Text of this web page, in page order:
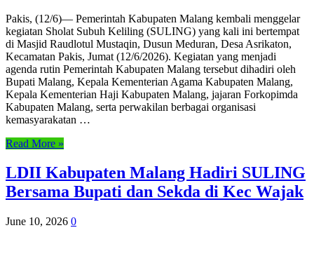
Pakis, (12/6)— Pemerintah Kabupaten Malang kembali menggelar
kegiatan Sholat Subuh Keliling (SULING) yang kali ini bertempat
di Masjid Raudlotul Mustaqin, Dusun Meduran, Desa Asrikaton,
Kecamatan Pakis, Jumat (12/6/2026). Kegiatan yang menjadi
agenda rutin Pemerintah Kabupaten Malang tersebut dihadiri oleh
Bupati Malang, Kepala Kementerian Agama Kabupaten Malang,
Kepala Kementerian Haji Kabupaten Malang, jajaran Forkopimda
Kabupaten Malang, serta perwakilan berbagai organisasi
kemasyarakatan …
Read More »
LDII Kabupaten Malang Hadiri SULING
Bersama Bupati dan Sekda di Kec Wajak
June 10, 2026 0